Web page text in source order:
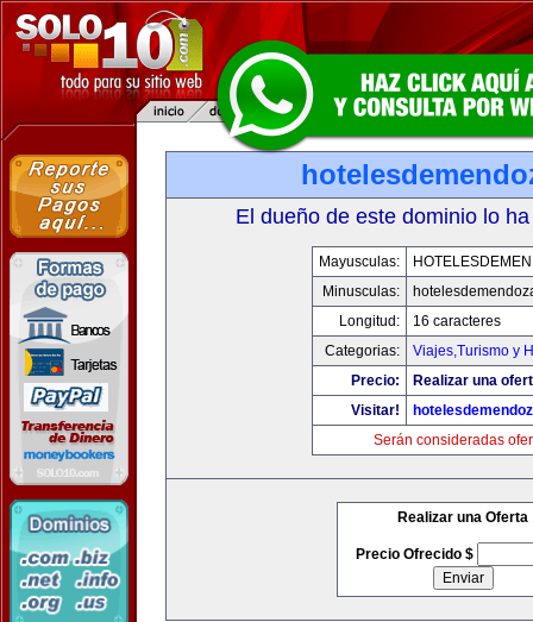
El dueño de este dominio lo
Mayusculas:
Minusculas:
Longitud:
16 caracteres
Categorias:
Viajes,Turismo y
Precio:
Realizar una
Visitar!
Serán consideradas
Realizar una Oferta
Precio Ofrecido $